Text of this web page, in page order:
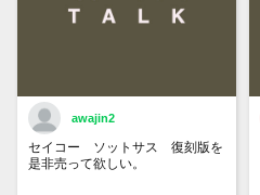
awajin2
セイコー ソットサス 復刻版を
是非売って欲しい。